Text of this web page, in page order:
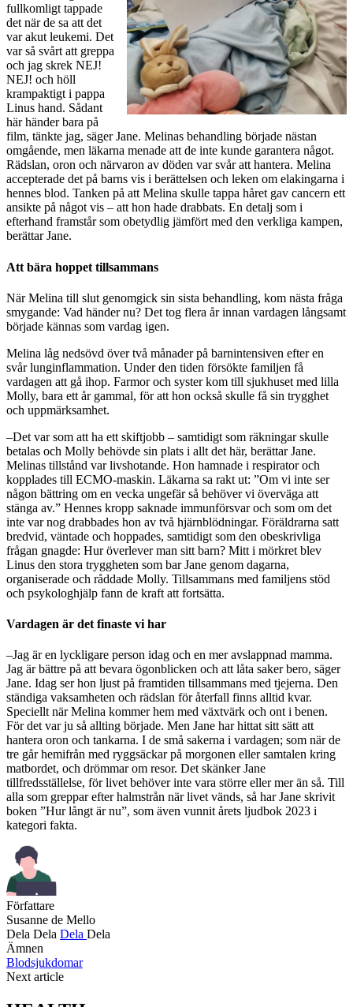
fullkomligt tappade
det när de sa att det
var akut leukemi. Det
var så svårt att greppa
och jag skrek NEJ!
NEJ! och höll
krampaktigt i pappa
Linus hand. Sådant
här händer bara på
film, tänkte jag, säger Jane. Melinas behandling började nästan
omgående, men läkarna menade att de inte kunde garantera något.
Rädslan, oron och närvaron av döden var svår att hantera. Melina
accepterade det på barns vis i berättelsen och leken om elakingarna i
hennes blod. Tanken på att Melina skulle tappa håret gav cancern ett
ansikte på något vis – att hon hade drabbats. En detalj som i
efterhand framstår som obetydlig jämfört med den verkliga kampen,
berättar Jane.
Att bära hoppet tillsammans
När Melina till slut genomgick sin sista behandling, kom nästa fråga
smygande: Vad händer nu? Det tog flera år innan vardagen långsamt
började kännas som vardag igen.
Melina låg nedsövd över två månader på barnintensiven efter en
svår lunginflammation. Under den tiden försökte familjen få
vardagen att gå ihop. Farmor och syster kom till sjukhuset med lilla
Molly, bara ett år gammal, för att hon också skulle få sin trygghet
och uppmärksamhet.
–Det var som att ha ett skiftjobb – samtidigt som räkningar skulle
betalas och Molly behövde sin plats i allt det här, berättar Jane.
Melinas tillstånd var livshotande. Hon hamnade i respirator och
kopplades till ECMO-maskin. Läkarna sa rakt ut: ”Om vi inte ser
någon bättring om en vecka ungefär så behöver vi överväga att
stänga av.” Hennes kropp saknade immunförsvar och som om det
inte var nog drabbades hon av två hjärnblödningar. Föräldrarna satt
bredvid, väntade och hoppades, samtidigt som den obeskrivliga
frågan gnagde: Hur överlever man sitt barn? Mitt i mörkret blev
Linus den stora tryggheten som bar Jane genom dagarna,
organiserade och råddade Molly. Tillsammans med familjens stöd
och psykologhjälp fann de kraft att fortsätta.
Vardagen är det finaste vi har
–Jag är en lyckligare person idag och en mer avslappnad mamma.
Jag är bättre på att bevara ögonblicken och att låta saker bero, säger
Jane. Idag ser hon ljust på framtiden tillsammans med tjejerna. Den
ständiga vaksamheten och rädslan för återfall finns alltid kvar.
Speciellt när Melina kommer hem med växtvärk och ont i benen.
För det var ju så allting började. Men Jane har hittat sitt sätt att
hantera oron och tankarna. I de små sakerna i vardagen; som när de
tre går hemifrån med ryggsäckar på morgonen eller samtalen kring
matbordet, och drömmar om resor. Det skänker Jane
tillfredsställelse, för livet behöver inte vara större eller mer än så. Till
alla som greppar efter halmstrån när livet vänds, så har Jane skrivit
boken ”Hur långt är nu”, som även vunnit årets ljudbok 2023 i
kategori fakta.
Författare
Susanne de Mello
Dela Dela Dela Dela
Ämnen
Blodsjukdomar
Next article